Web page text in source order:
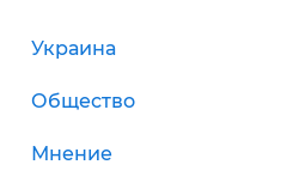
Украина
Общество
Мнение